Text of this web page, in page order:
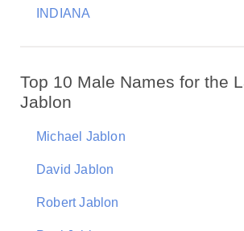
INDIANA
Top 10 Male Names for the
Jablon
Michael Jablon
David Jablon
Robert Jablon